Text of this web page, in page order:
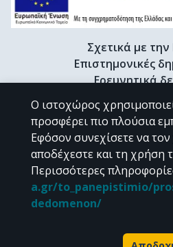
Σχετικά με
Επιστημονικές
Ερευνητικά
Διδακτορικές διατριβές &
Προφίλ
CC
Εκτός αν αναφέρεται διαφορετικά, το
Powered
Ο ιστοχώρος
προσφέρει πιο πλούσια
Εφόσον συνεχίσετε να τον
αποδέχεστε και τη χρήση
Περισσότερες
a.gr/to_panepistimio/
dedomenon/